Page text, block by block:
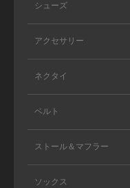
シューズ
アクセサリー
ネクタイ
ベルト
ストール＆マフラー
ソックス